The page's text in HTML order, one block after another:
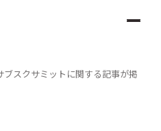
ブスクサミットに関する記事が掲